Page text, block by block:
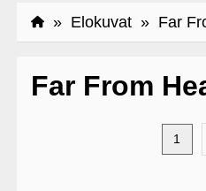
» Elokuvat» Far
Far From
1